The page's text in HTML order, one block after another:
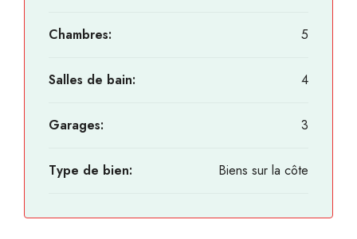
Chambres: 5
Salles de bain: 4
Garages: 3
Type de bien: Biens sur la côte